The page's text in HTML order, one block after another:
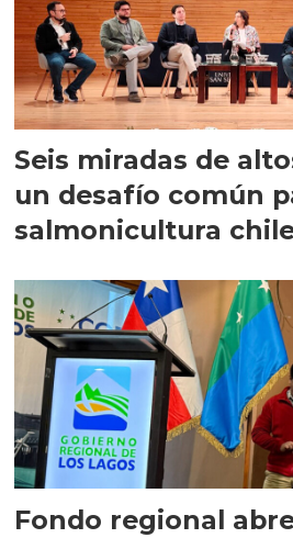
Seis miradas de
un desafío común
salmonicultura
Fondo regional